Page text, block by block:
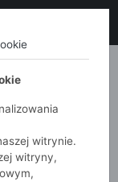
witrynie.
witryny,